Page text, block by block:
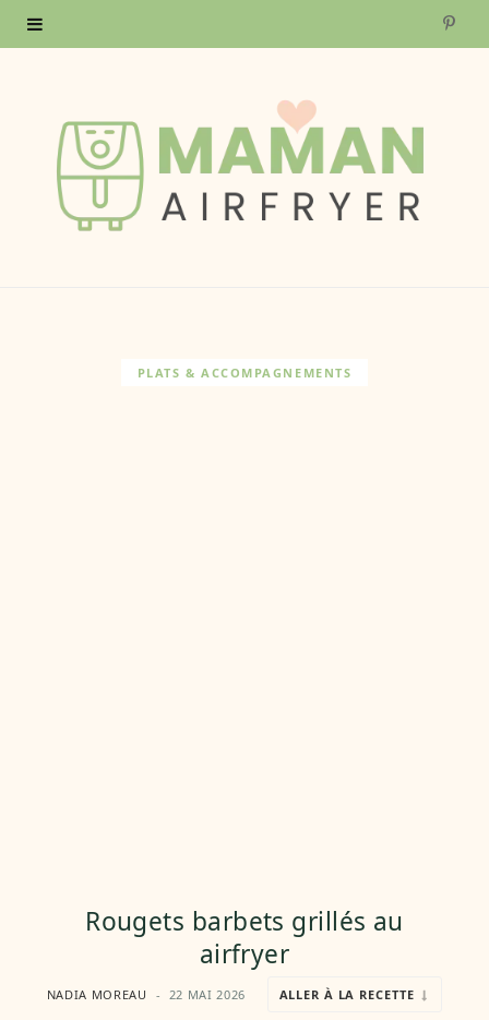
P
PLATS & ACCOMPAGNEMENTS
Rougets barbets grillés au
airfryer
NADIA MOREAU 22 MAI 2026 ALLER À LA RECETTE